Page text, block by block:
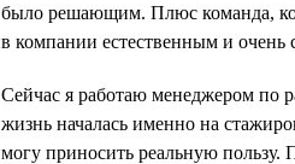
было решающим. Плюс команда,
в компании естественным и очень
Сейчас я работаю менеджером по
жизнь началась именно на
могу приносить реальную пользу.